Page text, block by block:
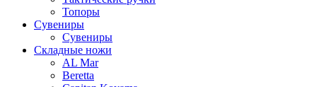
Топоры
Сувениры
Сувениры
Складные ножи
AL Mar
Beretta